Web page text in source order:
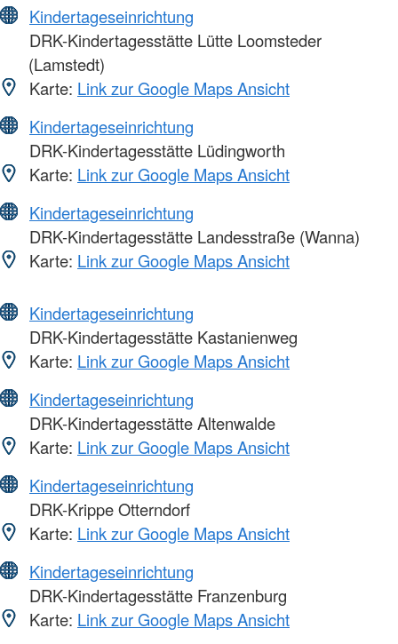
Kindertageseinrichtung
DRK-Kindertagesstätte Lütte Loomsteder
(Lamstedt)
Karte: Link zur Google Maps Ansicht
Kindertageseinrichtung
DRK-Kindertagesstätte Lüdingworth
Karte: Link zur Google Maps Ansicht
Kindertageseinrichtung
DRK-Kindertagesstätte Landesstraße (Wanna)
Karte: Link zur Google Maps Ansicht
Kindertageseinrichtung
DRK-Kindertagesstätte Kastanienweg
Karte: Link zur Google Maps Ansicht
Kindertageseinrichtung
DRK-Kindertagesstätte Altenwalde
Karte: Link zur Google Maps Ansicht
Kindertageseinrichtung
DRK-Krippe Otterndorf
Karte: Link zur Google Maps Ansicht
Kindertageseinrichtung
DRK-Kindertagesstätte Franzenburg
Karte: Link zur Google Maps Ansicht